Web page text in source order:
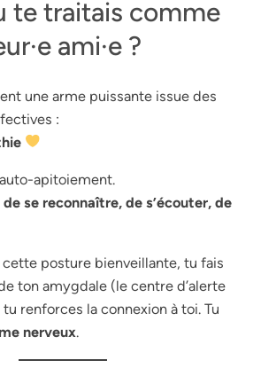
te traitais comme
ami·e ?
une arme puissante issue des
:
apitoiement.
se reconnaître, de s’écouter, de
posture bienveillante, tu fais
ton amygdale (le centre d’alerte
renforces la connexion à toi. Tu
nerveux.